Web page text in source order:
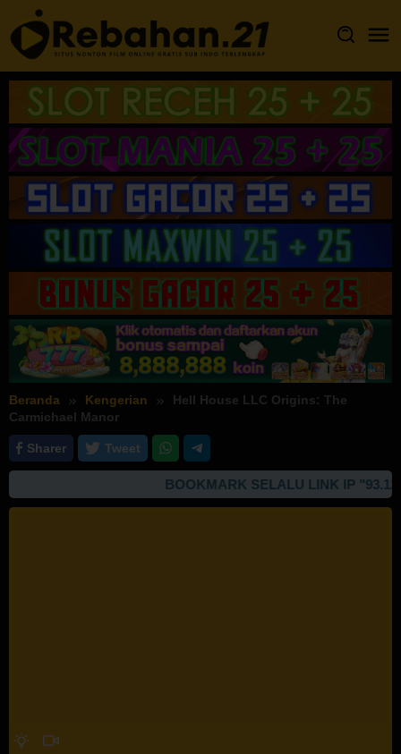
Loncat
ke
konten
Beranda Kengerian
Hell House LLC Origins: The
Carmichael Manor
Sharer Tweet
BOOKMARK SELALU LINK IP